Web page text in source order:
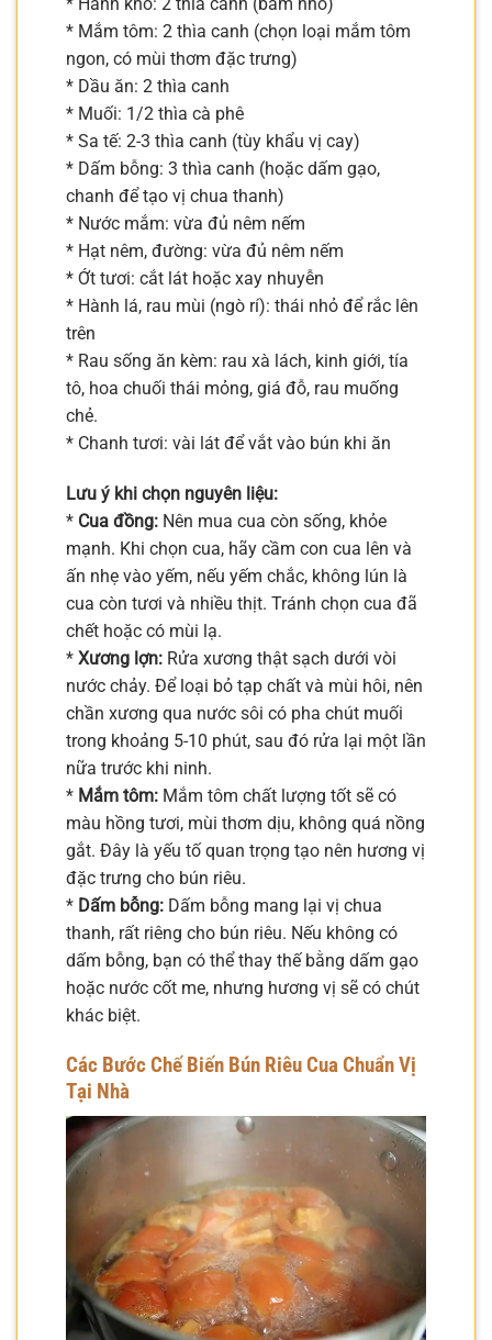
* Hành khô: 2 thìa canh (băm nhỏ)
* Mắm tôm: 2 thìa canh (chọn loại mắm tôm
ngon, có mùi thơm đặc trưng)
* Dầu ăn: 2 thìa canh
* Muối: 1/2 thìa cà phê
* Sa tế: 2-3 thìa canh (tùy khẩu vị cay)
* Dấm bỗng: 3 thìa canh (hoặc dấm gạo,
chanh để tạo vị chua thanh)
* Nước mắm: vừa đủ nêm nếm
* Hạt nêm, đường: vừa đủ nêm nếm
* Ớt tươi: cắt lát hoặc xay nhuyễn
* Hành lá, rau mùi (ngò rí): thái nhỏ để rắc lên
trên
* Rau sống ăn kèm: rau xà lách, kinh giới, tía
tô, hoa chuối thái mỏng, giá đỗ, rau muống
chẻ.
* Chanh tươi: vài lát để vắt vào bún khi ăn
Lưu ý khi chọn nguyên liệu:
* Cua đồng: Nên mua cua còn sống, khỏe
mạnh. Khi chọn cua, hãy cầm con cua lên và
ấn nhẹ vào yếm, nếu yếm chắc, không lún là
cua còn tươi và nhiều thịt. Tránh chọn cua đã
chết hoặc có mùi lạ.
* Xương lợn: Rửa xương thật sạch dưới vòi
nước chảy. Để loại bỏ tạp chất và mùi hôi, nên
chần xương qua nước sôi có pha chút muối
trong khoảng 5-10 phút, sau đó rửa lại một lần
nữa trước khi ninh.
* Mắm tôm: Mắm tôm chất lượng tốt sẽ có
màu hồng tươi, mùi thơm dịu, không quá nồng
gắt. Đây là yếu tố quan trọng tạo nên hương vị
đặc trưng cho bún riêu.
* Dấm bỗng: Dấm bỗng mang lại vị chua
thanh, rất riêng cho bún riêu. Nếu không có
dấm bỗng, bạn có thể thay thế bằng dấm gạo
hoặc nước cốt me, nhưng hương vị sẽ có chút
khác biệt.
Các Bước Chế Biến Bún Riêu Cua Chuẩn Vị
Tại Nhà